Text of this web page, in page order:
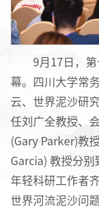
9月17日，
幕。四川大学常
云、世界泥沙研
任刘广全教授、
(Gary Parker)教
Garcia) 教授分
年轻科研工作者
世界河流泥沙问